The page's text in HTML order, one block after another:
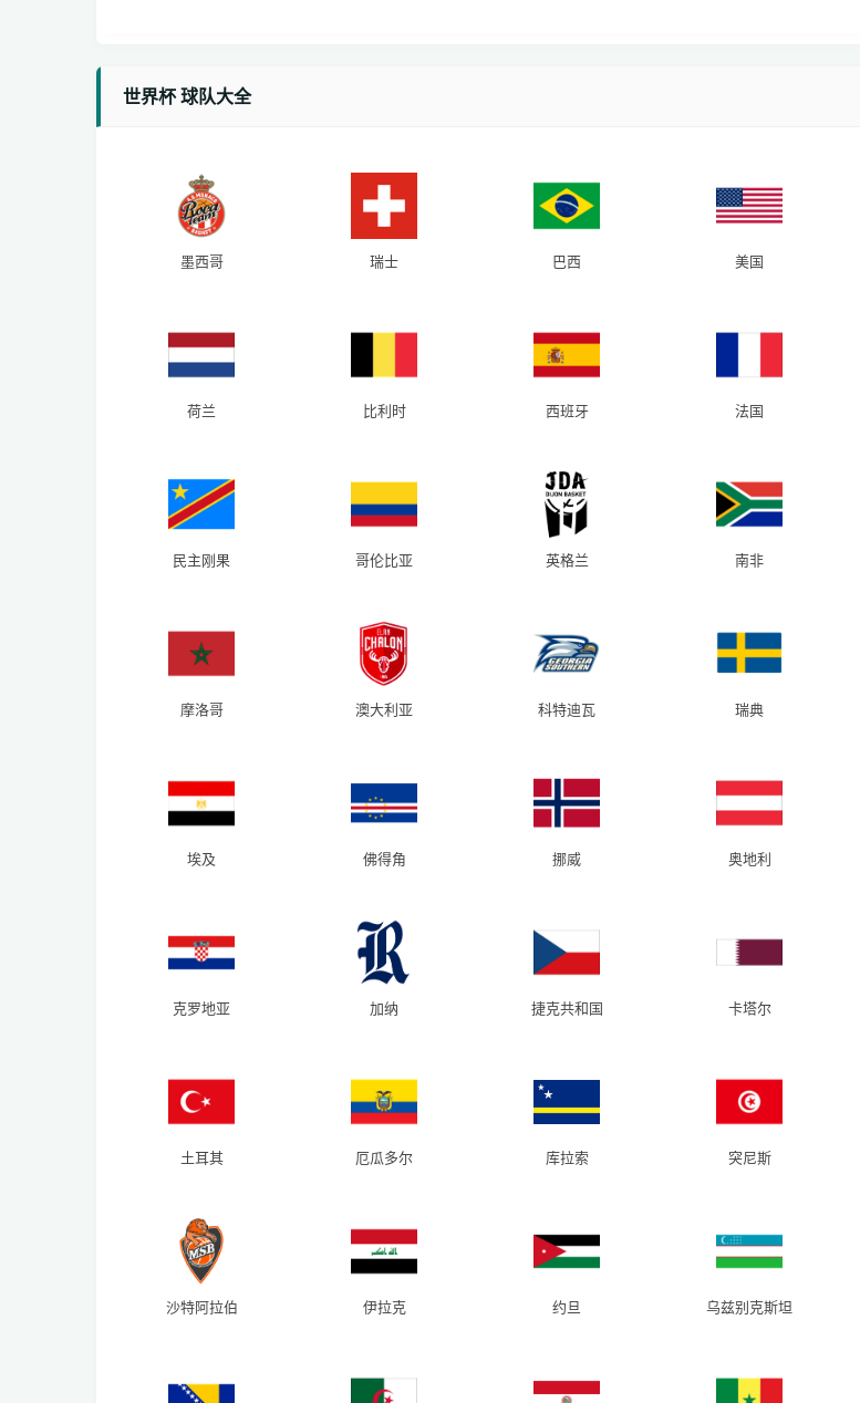
世界杯 球队大全
墨西哥 瑞士 巴西 美国
荷兰 比利时 西班牙 法国
民主刚果 哥伦比亚 英格兰 南非
摩洛哥 澳大利亚 科特迪瓦 瑞典
埃及 佛得角 挪威 奥地利
克罗地亚 加纳 捷克共和国 卡塔尔
土耳其 厄瓜多尔 库拉索 突尼斯
沙特阿拉伯 伊拉克 约旦 乌兹别克斯坦